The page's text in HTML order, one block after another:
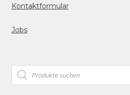
Kontaktformular
Jobs
Products
search